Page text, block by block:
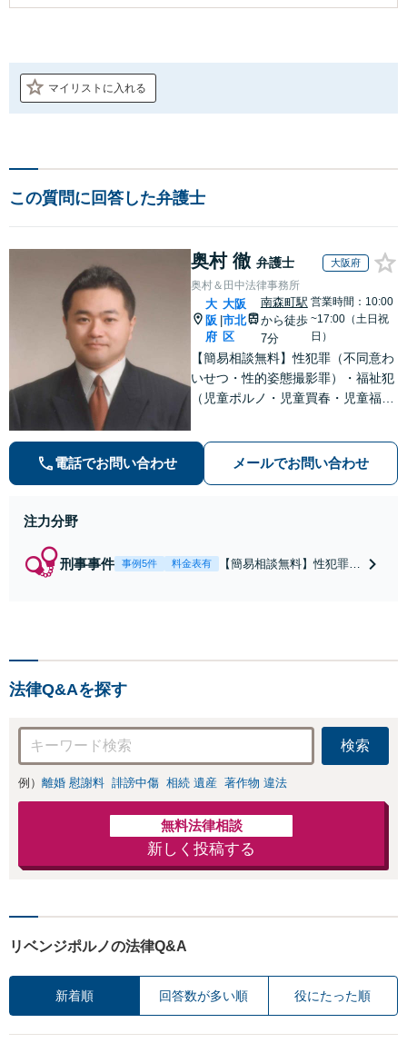
マイリストに入れる
この質問に回答した弁護士
奥村 徹 弁護士 大阪府
奥村＆田中法律事務所
大
阪
府
大阪
市北
区
南森町駅
から徒歩
7分
営業時間：10:00
~17:00（土日祝
日）
【簡易相談無料】性犯罪（不同意わ
いせつ・性的姿態撮影罪）・福祉犯
（児童ポルノ・児童買春・児童福祉
等）に非常に詳しい弁護士です
電話でお問い合わせ メールでお問い合わせ
注力分野
刑事事件 事例5件 料金表有
【簡易相談無料】性犯罪
法律Q&Aを探す
検索
例） 離婚 慰謝料 誹謗中傷 相続 遺産 著作物 違法
無料法律相談
新しく投稿する
リベンジポルノの法律Q&A
新着順 回答数が多い順 役にたった順